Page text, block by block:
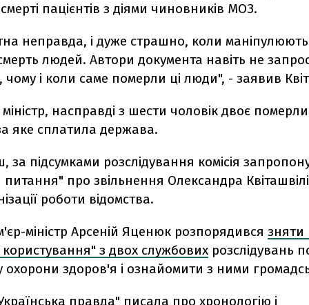
пацієнтів з діями чиновників МОЗ.
неправда, і дуже страшно, коли
людей. Автори документа навіть не
і коли саме померли ці люди", - заявив
насправді з шести чоловік двоє
яке сплатила держава.
підсумками розслідування комісія
питання" про звільнення Олександра
роботи відомства.
міністр Арсеній Яценюк розпорядився зняти
з двох службових розслідувань
охорони здоров'я і ознайомити з ними
правда" писала про хронологію і